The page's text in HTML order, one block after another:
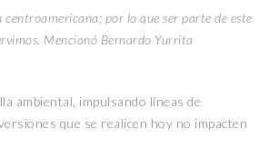
por lo que ser parte de este
Mencionó Bernardo Yurrita
ambiental, impulsando líneas de
que se realicen hoy no impacten